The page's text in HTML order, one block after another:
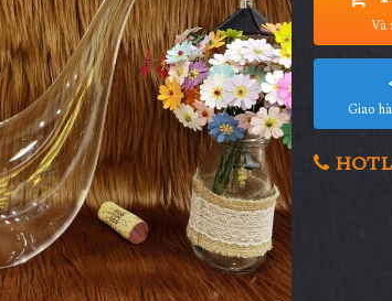
Và
Giao